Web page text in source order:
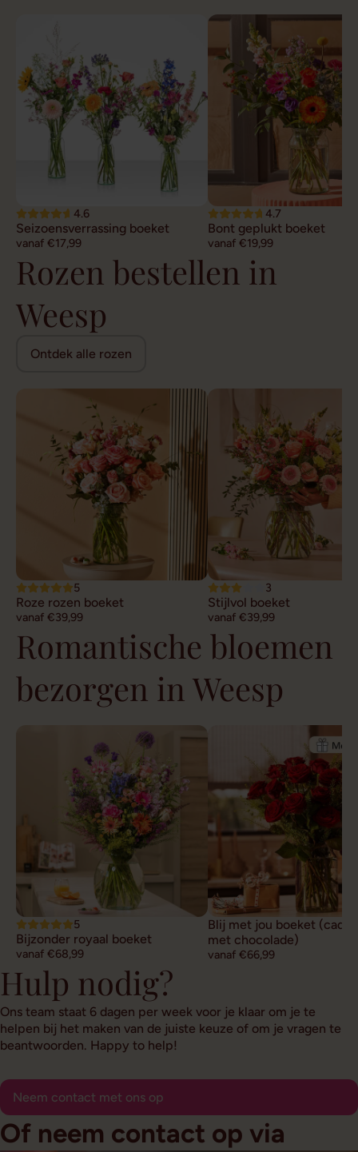
4.6
Seizoensverrassing boeket
vanaf €17,99
4.7
Bont geplukt boeket
vanaf €19,99
Rozen bestellen in
Weesp
Ontdek alle rozen
5
Roze rozen boeket
vanaf €39,99
3
Stijlvol boeket
vanaf €39,99
Romantische bloemen
bezorgen in Weesp
5
Bijzonder royaal boeket
vanaf €68,99
Blij met jou boeket
met chocolade)
vanaf €66,99
Hulp nodig?
Ons team staat 6 dagen per week voor je klaar om je te
helpen bij het maken van de juiste keuze of om je vragen te
beantwoorden. Happy to help!
Neem contact met ons op
Of neem contact op via